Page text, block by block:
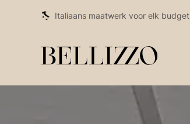
Italiaans maatwerk voor elk budget